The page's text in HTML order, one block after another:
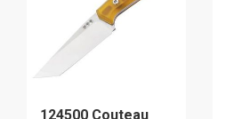
124500 Couteau